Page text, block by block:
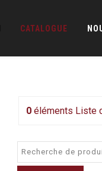
CATALOGUE
0éléments Liste